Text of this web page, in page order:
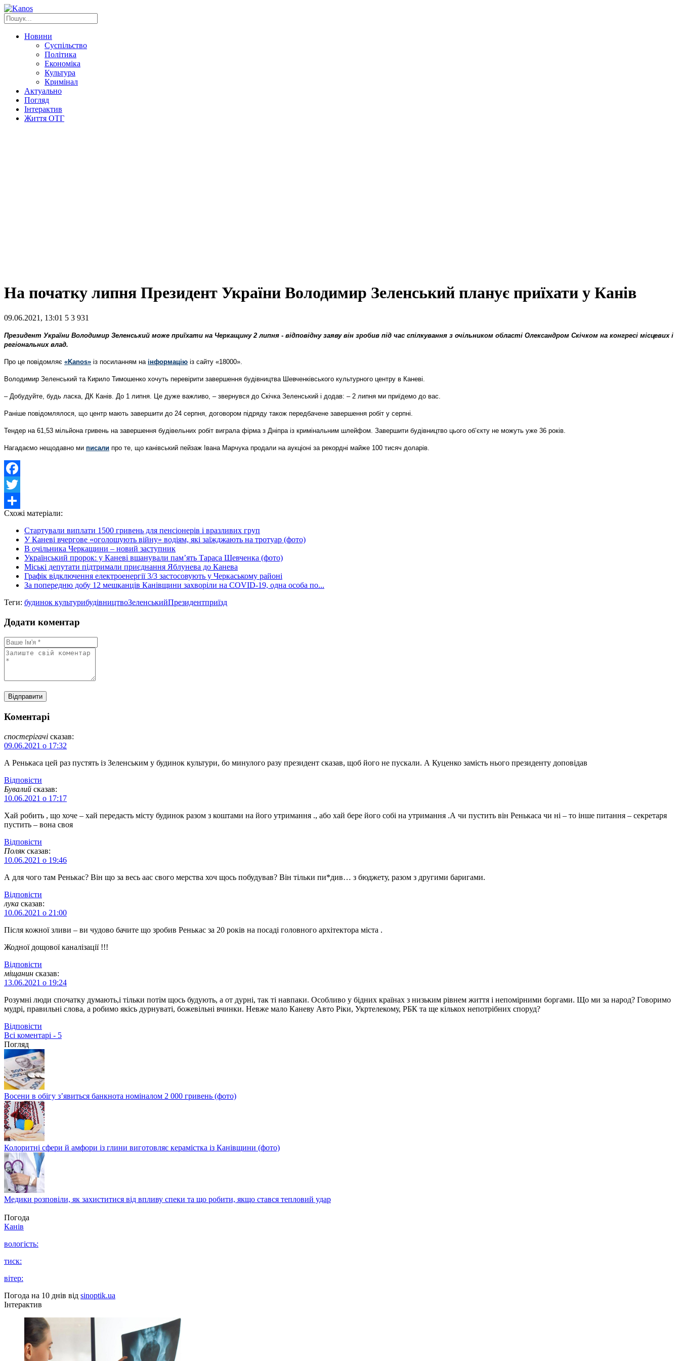
Новини
Суспільство
Політика
Економіка
Культура
Кримінал
Актуально
Погляд
Інтерактив
Життя ОТГ
На початку липня Президент України Володимир Зеленський планує приїхати у Канів
09.06.2021, 13:01 5 3 931
Президент України Володимир Зеленський може приїхати на Черкащину 2 липня - відповідну заяву він зробив під час спілкування з очільником області Олександром Скічком на конгресі місцевих і
регіональних влад.
Про це повідомляє «Kanos» із посиланням на інформацію із сайту «18000».
Володимир Зеленський та Кирило Тимошенко хочуть перевірити завершення будівництва Шевченківського культурного центру в Каневі.
– Добудуйте, будь ласка, ДК Канів. До 1 липня. Це дуже важливо, – звернувся до Скічка Зеленський і додав: – 2 липня ми приїдемо до вас.
Раніше повідомлялося, що центр мають завершити до 24 серпня, договором підряду також передбачене завершення робіт у серпні.
Тендер на 61,53 мільйона гривень на завершення будівельних робіт виграла фірма з Дніпра із кримінальним шлейфом. Завершити будівництво цього об’єкту не можуть уже 36 років.
Нагадаємо нещодавно ми писали про те, що канівський пейзаж Івана Марчука продали на аукціоні за рекордні майже 100 тисяч доларів.
Facebook
Twitter
Share
Схожі матеріали:
Стартували виплати 1500 гривень для пенсіонерів і вразливих груп
У Каневі вчергове «оголошують війну» водіям, які заїжджають на тротуар (фото)
В очільника Черкащини – новий заступник
Український пророк: у Каневі вшанували пам’ять Тараса Шевченка (фото)
Міські депутати підтримали приєднання Яблунева до Канева
Графік відключення електроенергії 3/3 застосовують у Черкаському районі
За попередню добу 12 мешканців Канівщини захворіли на COVID-19, одна особа по...
Теги: будинок культурибудівництвоЗеленськийПрезидентприїзд
Додати коментар
Коментарі
спостерігачі сказав:
09.06.2021 о 17:32
А Ренькаса цей раз пустять із Зеленським у будинок культури, бо минулого разу президент сказав, щоб його не пускали. А Куценко замість нього президенту доповідав
Відповіcти
Бувалий сказав:
10.06.2021 о 17:17
Хай робить , що хоче – хай передасть місту будинок разом з коштами на його утримання ., або хай бере його собі на утримання .А чи пустить він Ренькаса чи ні – то інше питання – секретаря
пустить – вона своя
Відповіcти
Поляк сказав:
10.06.2021 о 19:46
А для чого там Ренькас? Він що за весь аас свого мерства хоч щось побудував? Він тільки пи*див… з бюджету, разом з другими баригами.
Відповіcти
лука сказав:
10.06.2021 о 21:00
Після кожної зливи – ви чудово бачите що зробив Ренькас за 20 років на посаді головного архітектора міста .
Жодної дощової каналізації !!!
Відповіcти
міщанин сказав:
13.06.2021 о 19:24
Розумні люди спочатку думають,і тільки потім щось будують, а от дурні, так ті навпаки. Особливо у бідних країнах з низьким рівнем життя і непомірними боргами. Що ми за народ? Говоримо
мудрі, правильні слова, а робимо якісь дурнуваті, божевільні вчинки. Невже мало Каневу Авто Ріки, Укртелекому, РБК та ще кількох непотрібних споруд?
Відповіcти
Всі коментарі - 5
Погляд
Восени в обігу з’явиться банкнота номіналом 2 000 гривень (фото)
Колоритні сфери й амфори із глини виготовляє керамістка із Канівщини (фото)
Медики розповіли, як захиститися від впливу спеки та що робити, якщо стався тепловий удар
Погода
Канів
вологість:
тиск:
вітер:
Погода на 10 днів від sinoptik.ua
Інтерактив